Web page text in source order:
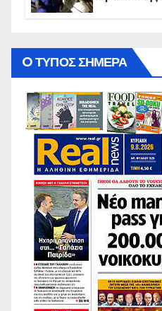
O ΤΥΠΟΣ ΣΗΜΕΡΑ